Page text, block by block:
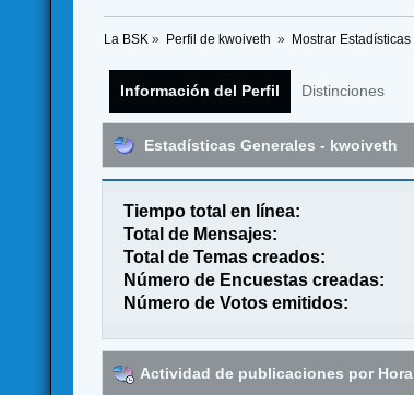
La BSK » Perfil de kwoiveth » Mostrar Estadísticas
Información del Perfil Distinciones
Estadísticas Generales - kwoiveth
Tiempo total en línea:
Total de Mensajes:
Total de Temas creados:
Número de Encuestas creadas:
Número de Votos emitidos:
Actividad de publicaciones por Hora